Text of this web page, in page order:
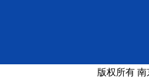
版权所有